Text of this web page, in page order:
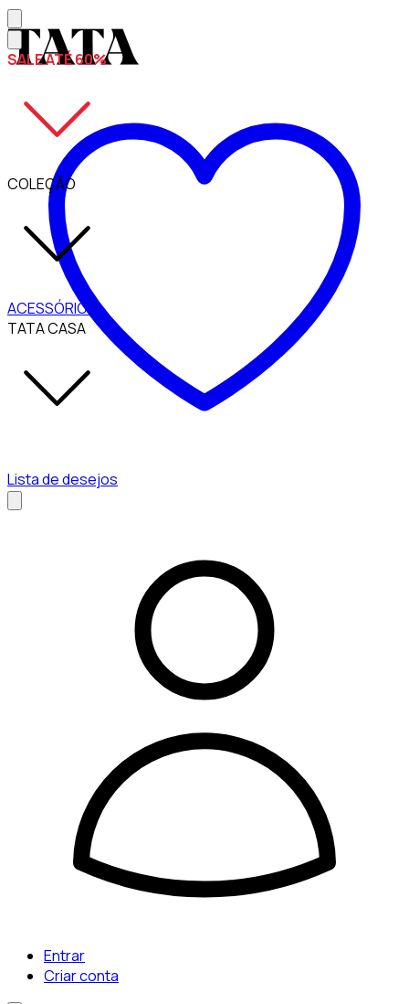
SALE ATÉ 60%
COLEÇÃO
ACESSÓRIOS
TATA CASA
Lista de desejos
Entrar
Criar conta